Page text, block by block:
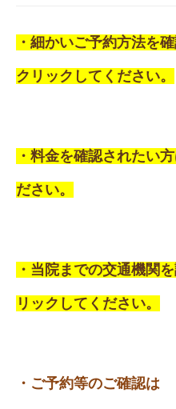
・細かいご予約方法を
クリックしてください。
・料金を確認されたい
ださい。
・当院までの交通機関
リックしてください。
・ご予約等のご確認は